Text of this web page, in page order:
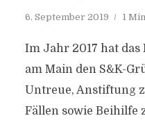
6. September 2019 1
Im Jahr 2017 hat
am Main den S&K-
Untreue, Anstiftung
Fällen sowie Beihilfe